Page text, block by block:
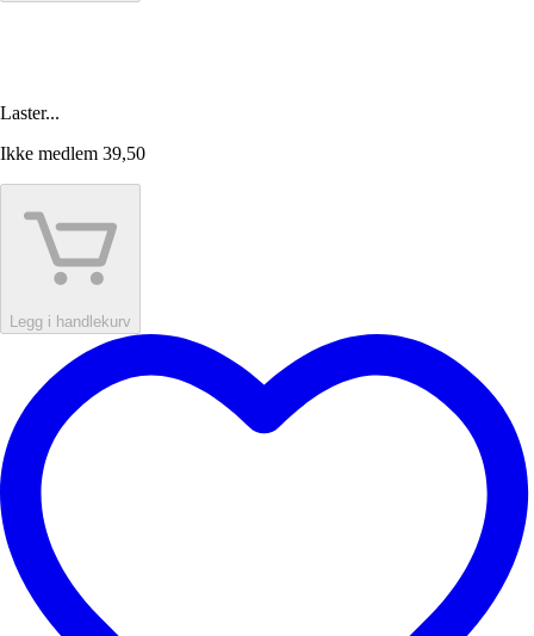
Laster...
Ikke medlem 39,50
Legg i handlekurv